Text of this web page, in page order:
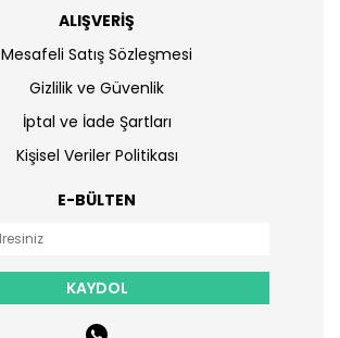
ALIŞVERİŞ
Mesafeli Satış Sözleşmesi
Gizlilik ve Güvenlik
İptal ve İade Şartları
Kişisel Veriler Politikası
E-BÜLTEN
KAYDOL